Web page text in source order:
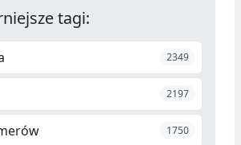
najważniejszym miejscem na
debatę o wyzwaniach dla
przemysłu będą Targi Kompozyt-
tagi:
2349
2197
1750